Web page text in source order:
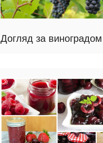
Догляд за виноградом